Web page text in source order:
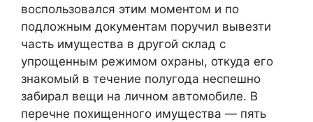
воспользовался этим моментом и по
подложным документам поручил вывезти
часть имущества в другой склад с
упрощенным режимом охраны, откуда его
знакомый в течение полугода неспешно
забирал вещи на личном автомобиле. В
перечне похищенного имущества — пять